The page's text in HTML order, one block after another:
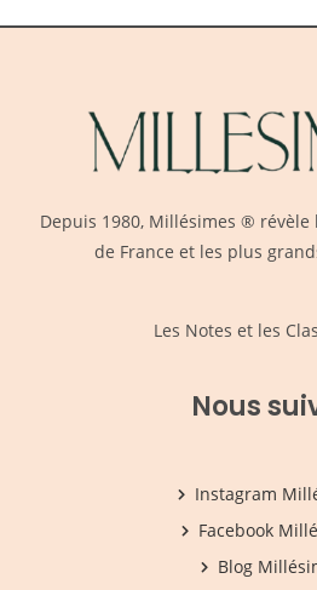
Depuis 1980, Millésimes ® révèle
de France et les plus
Les Notes et les
Nous
Instagram
Facebook
Blog